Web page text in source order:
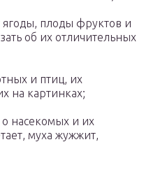
ягоды, плоды фруктов и
об их отличительных
и птиц, их
на картинках;
насекомых и их
муха жужжит,